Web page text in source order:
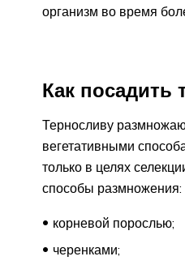
организм во время
Как посадить
Терносливу
вегетативными
только в целях
способы размножения:
корневой порослью;
черенками;